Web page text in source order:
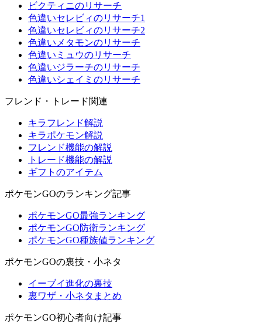
ビクティニのリサーチ
色違いセレビィのリサーチ1
色違いセレビィのリサーチ2
色違いメタモンのリサーチ
色違いミュウのリサーチ
色違いジラーチのリサーチ
色違いシェイミのリサーチ
フレンド・トレード関連
キラフレンド解説
キラポケモン解説
フレンド機能の解説
トレード機能の解説
ギフトのアイテム
ポケモンGOのランキング記事
ポケモンGO最強ランキング
ポケモンGO防衛ランキング
ポケモンGO種族値ランキング
ポケモンGOの裏技・小ネタ
イーブイ進化の裏技
裏ワザ・小ネタまとめ
ポケモンGO初心者向け記事